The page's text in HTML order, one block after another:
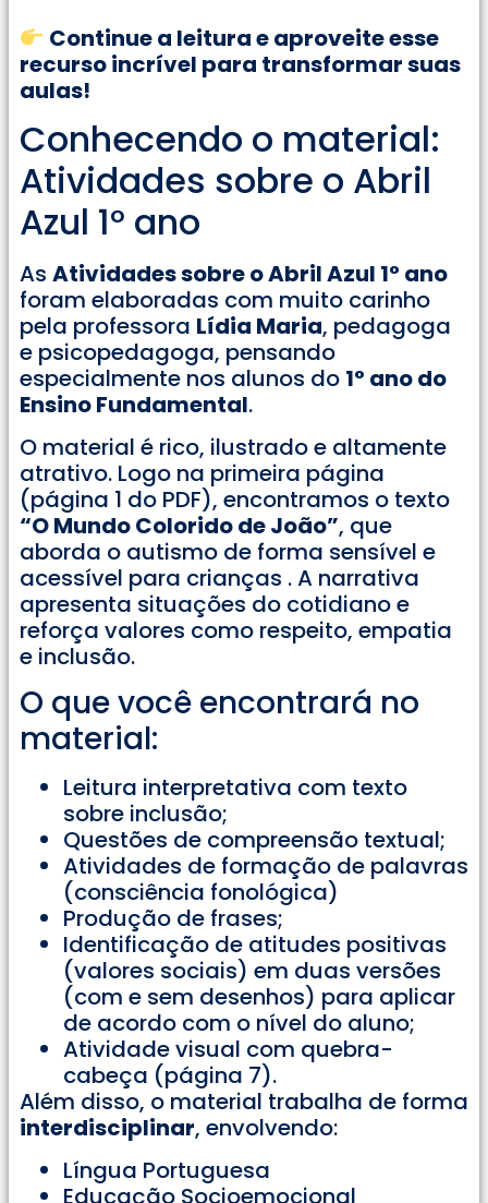
Continue a leitura e aproveite esse
recurso incrível para transformar suas
aulas!
Conhecendo o material:
Atividades sobre o Abril
Azul 1° ano
As Atividades sobre o Abril Azul 1° ano
foram elaboradas com muito carinho
pela professora Lídia Maria, pedagoga
e psicopedagoga, pensando
especialmente nos alunos do 1° ano do
Ensino Fundamental.
O material é rico, ilustrado e altamente
atrativo. Logo na primeira página
(página 1 do PDF), encontramos o texto
“O Mundo Colorido de João”, que
aborda o autismo de forma sensível e
acessível para crianças . A narrativa
apresenta situações do cotidiano e
reforça valores como respeito, empatia
e inclusão.
O que você encontrará no
material:
Leitura interpretativa com texto
sobre inclusão;
Questões de compreensão textual;
Atividades de formação de palavras
(consciência fonológica)
Produção de frases;
Identificação de atitudes positivas
(valores sociais) em duas versões
(com e sem desenhos) para aplicar
de acordo com o nível do aluno;
Atividade visual com quebra-
cabeça (página 7).
Além disso, o material trabalha de forma
interdisciplinar, envolvendo:
Língua Portuguesa
Educação Socioemocional